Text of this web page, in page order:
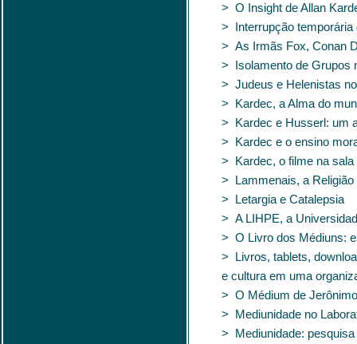
> O Insight de Allan
> Interrupção temporária
> As Irmãs Fox, Conan
> Isolamento de Grupos
> Judeus e Helenistas
> Kardec, a Alma do
> Kardec e Husserl: um
> Kardec e o ensino
> Kardec, o filme na sala
> Lammenais, a Religião
> Letargia e Catalepsia
> A LIHPE, a
> O Livro dos Médiuns:
> Livros, tablets,
e cultura em uma
> O Médium de
> Mediunidade no
> Mediunidade: pesquisa